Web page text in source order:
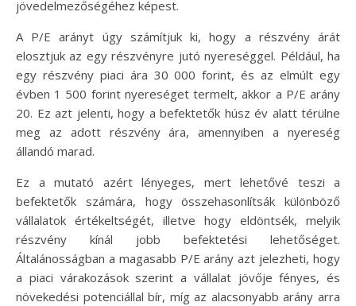
jövedelmezőségéhez képest.
A P/E arányt úgy számítjuk ki, hogy a részvény árát
elosztjuk az egy részvényre jutó nyereséggel. Például, ha
egy részvény piaci ára 30 000 forint, és az elmúlt egy
évben 1 500 forint nyereséget termelt, akkor a P/E arány
20. Ez azt jelenti, hogy a befektetők húsz év alatt térülne
meg az adott részvény ára, amennyiben a nyereség
állandó marad.
Ez a mutató azért lényeges, mert lehetővé teszi a
befektetők számára, hogy összehasonlítsák különböző
vállalatok értékeltségét, illetve hogy eldöntsék, melyik
részvény kínál jobb befektetési lehetőséget.
Általánosságban a magasabb P/E arány azt jelezheti, hogy
a piaci várakozások szerint a vállalat jövője fényes, és
növekedési potenciállal bír, míg az alacsonyabb arány arra